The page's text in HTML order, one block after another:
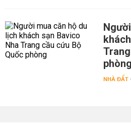
phòng
NHÀ ĐẤT